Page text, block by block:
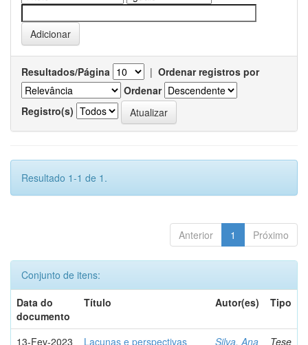
Resultados/Página | Ordenar registros por
Ordenar
Registro(s)
Resultado 1-1 de 1.
Anterior 1 Próximo
Conjunto de itens:
Data do
documento
Título Autor(es) Tipo
13-Fev-2023
Lacunas e perspectivas
Silva, Ana
Tese